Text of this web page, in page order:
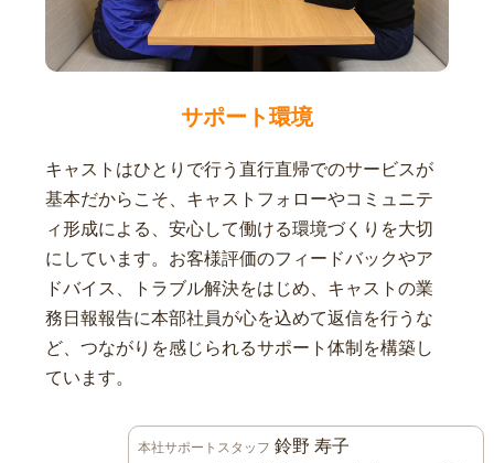
サポート環境
キャストはひとりで行う直行直帰でのサービスが
基本だからこそ、キャストフォローやコミュニテ
ィ形成による、安心して働ける環境づくりを大切
にしています。お客様評価のフィードバックやア
ドバイス、トラブル解決をはじめ、キャストの業
務日報報告に本部社員が心を込めて返信を行うな
ど、つながりを感じられるサポート体制を構築し
ています。
本社サポートスタッフ 鈴野 寿子